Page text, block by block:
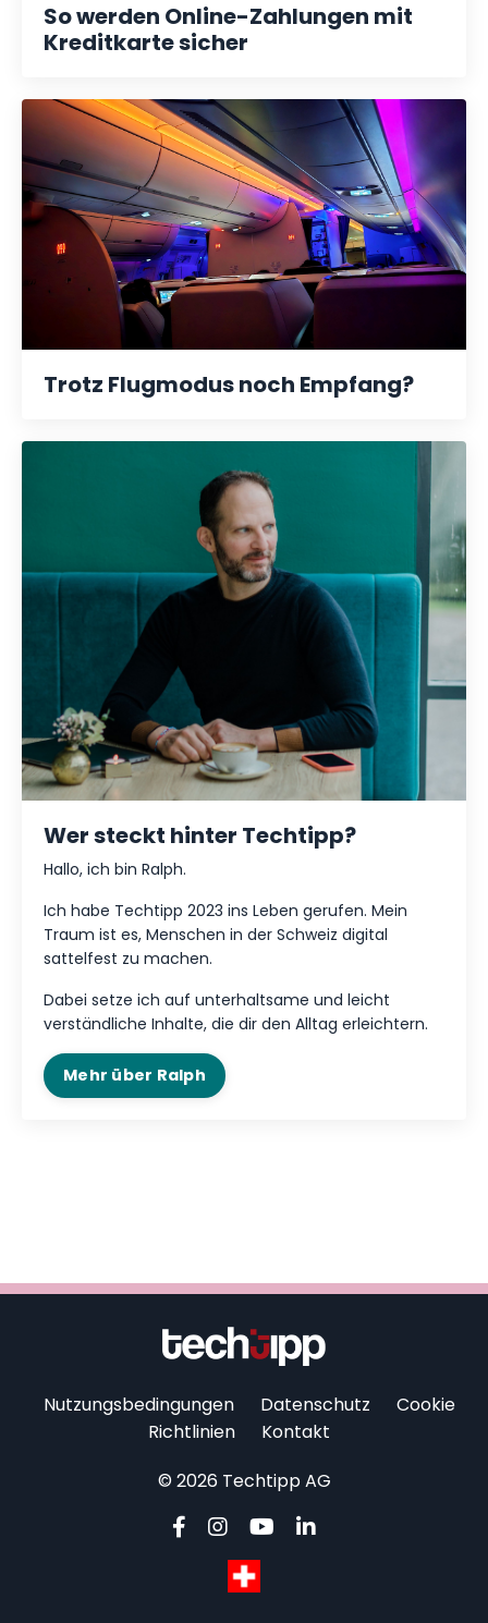
So werden Online-Zahlungen mit
Kreditkarte sicher
Trotz Flugmodus noch Empfang?
Wer steckt hinter Techtipp?
Hallo, ich bin Ralph.
Ich habe Techtipp 2023 ins Leben gerufen. Mein
Traum ist es, Menschen in der Schweiz digital
sattelfest zu machen.
Dabei setze ich auf unterhaltsame und leicht
verständliche Inhalte, die dir den Alltag erleichtern.
Mehr über Ralph
Nutzungsbedingungen Datenschutz
Cookie
Richtlinien
Kontakt
© 2026 Techtipp AG